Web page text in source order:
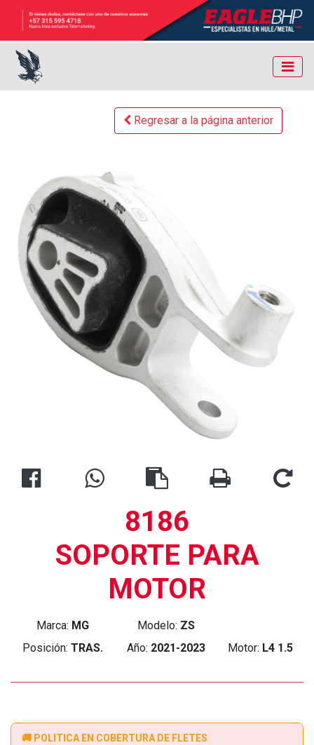
Regresar a la página anterior
8186
SOPORTE PARA
MOTOR
Marca: MG Modelo: ZS
Posición: TRAS. Año: 2021-2023 Motor: L4 1.5
🚚 POLITICA EN COBERTURA DE FLETES